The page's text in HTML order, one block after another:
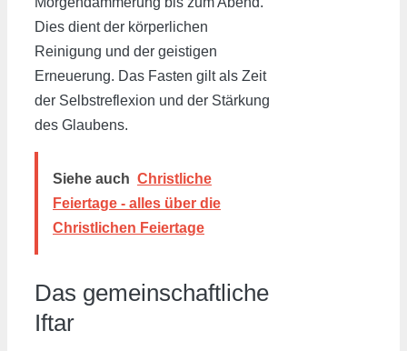
Dies dient der körperlichen
Reinigung und der geistigen
Erneuerung. Das Fasten gilt als Zeit
der Selbstreflexion und der Stärkung
des Glaubens.
Siehe auch Christliche
Feiertage - alles über die
Christlichen Feiertage
Das gemeinschaftliche
Iftar